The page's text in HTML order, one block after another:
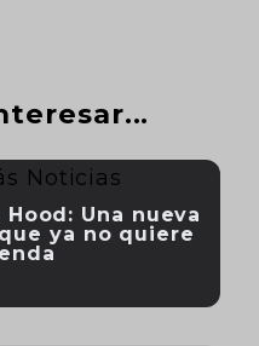
Una nueva
ya no quiere